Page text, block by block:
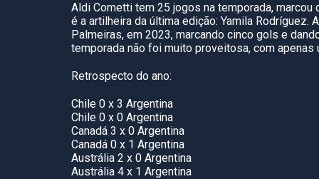
Aldi Cometti tem 25 jogos na temporada,
é a artilheira da última edição: Yamila Rodríguez.
Palmeiras, em 2023, marcando cinco gols e
temporada não foi muito proveitosa, com apenas
Retrospecto do ano:
Chile 0 x 3 Argentina
Chile 0 x 0 Argentina
Canadá 3 x 0 Argentina
Canadá 0 x 1 Argentina
Austrália 2 x 0 Argentina
Austrália 4 x 1 Argentina